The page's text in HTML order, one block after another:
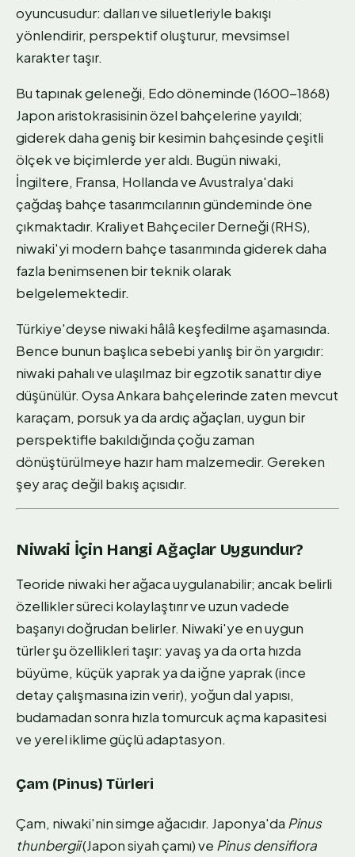
oyuncusudur: dalları ve siluetleriyle bakışı
yönlendirir, perspektif oluşturur, mevsimsel
karakter taşır.
Bu tapınak geleneği, Edo döneminde (1600-1868)
Japon aristokrasisinin özel bahçelerine yayıldı;
giderek daha geniş bir kesimin bahçesinde çeşitli
ölçek ve biçimlerde yer aldı. Bugün niwaki,
İngiltere, Fransa, Hollanda ve Avustralya'daki
çağdaş bahçe tasarımcılarının gündeminde öne
çıkmaktadır. Kraliyet Bahçeciler Derneği (RHS),
niwaki'yi modern bahçe tasarımında giderek daha
fazla benimsenen bir teknik olarak
belgelemektedir.
Türkiye'deyse niwaki hâlâ keşfedilme aşamasında.
Bence bunun başlıca sebebi yanlış bir ön yargıdır:
niwaki pahalı ve ulaşılmaz bir egzotik sanattır diye
düşünülür. Oysa Ankara bahçelerinde zaten mevcut
karaçam, porsuk ya da ardıç ağaçları, uygun bir
perspektifle bakıldığında çoğu zaman
dönüştürülmeye hazır ham malzemedir. Gereken
şey araç değil bakış açısıdır.
Niwaki İçin Hangi Ağaçlar Uygundur?
Teoride niwaki her ağaca uygulanabilir; ancak belirli
özellikler süreci kolaylaştırır ve uzun vadede
başarıyı doğrudan belirler. Niwaki'ye en uygun
türler şu özellikleri taşır: yavaş ya da orta hızda
büyüme, küçük yaprak ya da iğne yaprak (ince
detay çalışmasına izin verir), yoğun dal yapısı,
budamadan sonra hızla tomurcuk açma kapasitesi
ve yerel iklime güçlü adaptasyon.
Çam (Pinus) Türleri
Çam, niwaki'nin simge ağacıdır. Japonya'da Pinus
thunbergii(Japon siyah çamı) ve Pinus densiflora